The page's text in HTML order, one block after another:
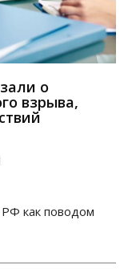
о
взрыва,
РФ как поводом